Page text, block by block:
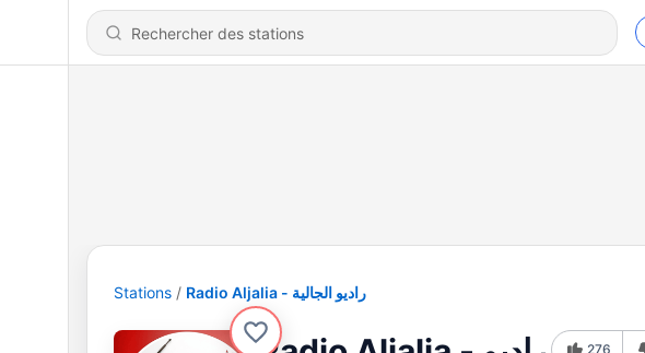
Stations Radio Aljalia - راديو الجالية
276